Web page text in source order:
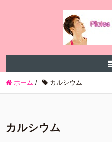
ホーム / カルシウム
カルシウム